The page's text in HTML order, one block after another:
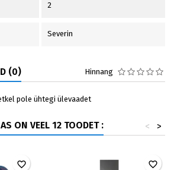
2
Severin
(0) Hinnang
pole ühtegi ülevaadet
ON VEEL 12 TOODET : >
<
favorite_border favorite_border